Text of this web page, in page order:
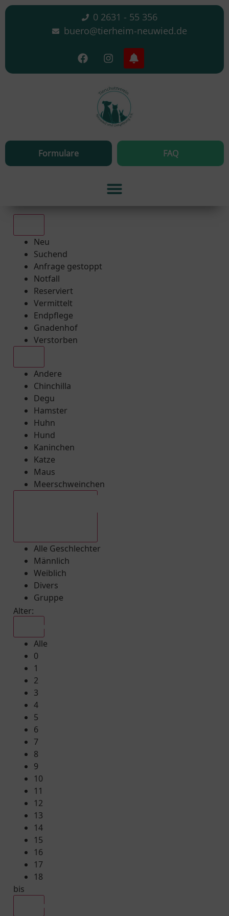
0 2631 - 55 356
buero@tierheim-neuwied.de
Formulare FAQ
Neu
Suchend
Anfrage gestoppt
Notfall
Reserviert
Vermittelt
Endpflege
Gnadenhof
Verstorben
Andere
Chinchilla
Degu
Hamster
Huhn
Hund
Kaninchen
Katze
Maus
Meerschweinchen
Alle Geschlechter
Männlich
Weiblich
Divers
Gruppe
Alter:
Alle
0
1
2
3
4
5
6
7
8
9
10
11
12
13
14
15
16
17
18
bis